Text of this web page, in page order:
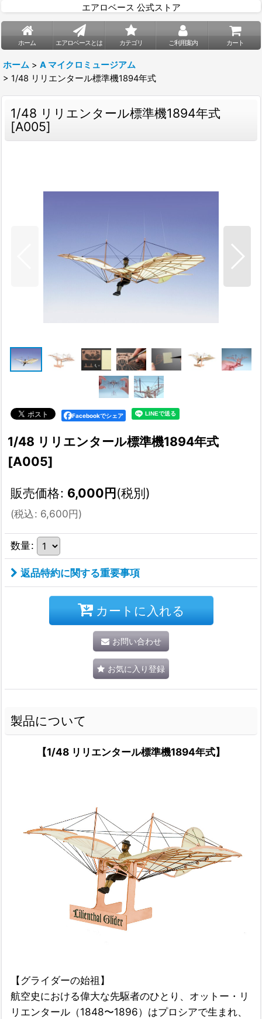
エアロベース 公式ストア
ホーム エアロベースとは カテゴリ ご利用案内 カート
ホーム > A マイクロミュージアム
> 1/48 リリエンタール標準機1894年式
1/48 リリエンタール標準機1894年式
[A005]
Facebookでシェア
1/48 リリエンタール標準機1894年式
[A005]
販売価格: 6,000円(税別)
(税込: 6,600円)
数量:
返品特約に関する重要事項
カートに入れる
お問い合わせ
お気に入り登録
製品について
【1/48 リリエンタール標準機1894年式】
【グライダーの始祖】
航空史における偉大な先駆者のひとり、オットー・リ
リエンタール（1848〜1896）はプロシアで生まれ、